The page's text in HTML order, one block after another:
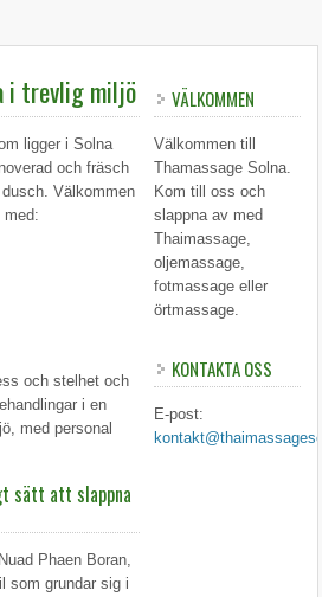
i trevlig miljö
ligger i Solna
och fräsch
Välkommen
och stelhet och
i en
med personal
sätt att slappna
Phaen Boran,
som grundar sig i
VÄLKOMMEN
Välkommen till
Thamassage Solna.
Kom till oss och
slappna av med
Thaimassage,
oljemassage,
fotmassage eller
örtmassage.
KONTAKTA OSS
E-post: